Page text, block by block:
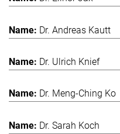
Dr. Andreas Kautt
Dr. Ulrich Knief
Dr. Meng-Ching Ko
Dr. Sarah Koch